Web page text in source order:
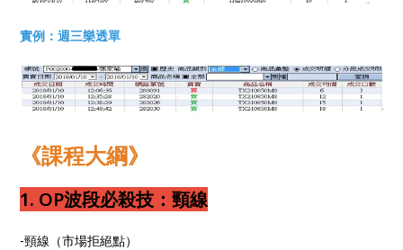
實例：週三樂透單
《課程大綱》
1. OP波段必殺技：頸線
-頸線（市場拒絕點）